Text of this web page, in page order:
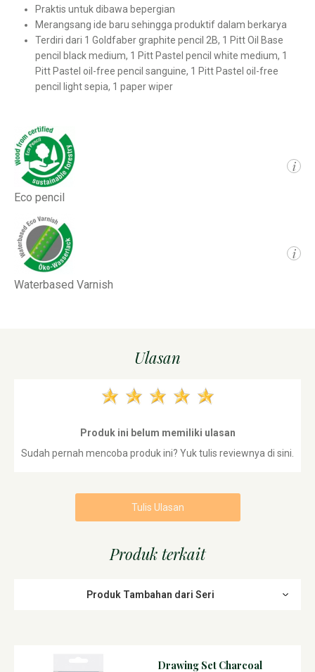
Praktis untuk dibawa bepergian
Merangsang ide baru sehingga produktif dalam berkarya
Terdiri dari 1 Goldfaber graphite pencil 2B, 1 Pitt Oil Base
pencil black medium, 1 Pitt Pastel pencil white medium, 1
Pitt Pastel oil-free pencil sanguine, 1 Pitt Pastel oil-free
pencil light sepia, 1 paper wiper
Eco pencil
i
Waterbased Varnish
i
Ulasan
Produk ini belum memiliki ulasan
Sudah pernah mencoba produk ini? Yuk tulis reviewnya di sini.
Tulis Ulasan
Produk terkait
Produk Tambahan dari Seri
Drawing Set Charcoal